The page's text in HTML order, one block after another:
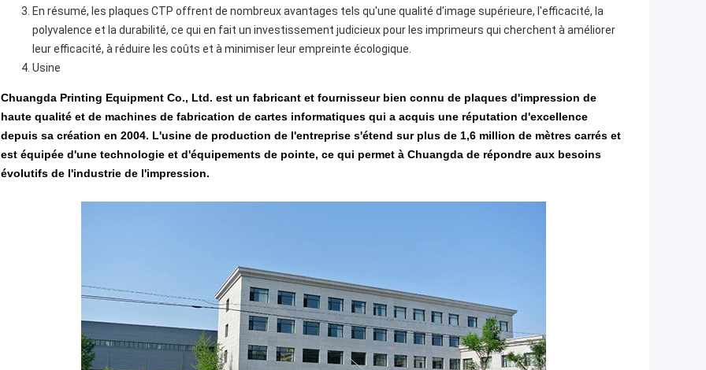
En résumé, les plaques CTP offrent de nombreux avantages tels qu'une qualité d'image supérieure, l'efficacité, la
polyvalence et la durabilité, ce qui en fait un investissement judicieux pour les imprimeurs qui cherchent à améliorer
leur efficacité, à réduire les coûts et à minimiser leur empreinte écologique.​
Usine
Chuangda Printing Equipment Co., Ltd. est un fabricant et fournisseur bien connu de plaques d'impression de
haute qualité et de machines de fabrication de cartes informatiques qui a acquis une réputation d'excellence
depuis sa création en 2004. L'usine de production de l'entreprise s'étend sur plus de 1,6 million de mètres carrés et
est équipée d'une technologie et d'équipements de pointe, ce qui permet à Chuangda de répondre aux besoins
évolutifs de l'industrie de l'impression.